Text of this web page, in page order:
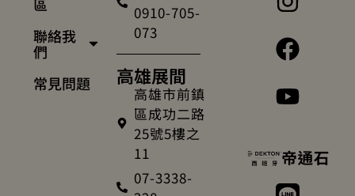
區
聯絡我
們
常見問題
0910-705-
073
高雄展間
高雄市前鎮
區成功二路
25號5樓之
11
07-3338-